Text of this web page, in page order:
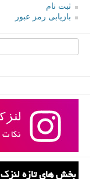
ثبت نام
بازیابی رمز عبور
بخش های تازه لنزک